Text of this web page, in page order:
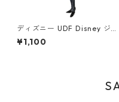
ディズニー UDF Disney ジャ
ック・スケリントン フィギュ
ア ナイトメアー・ビフォア・
¥1,100